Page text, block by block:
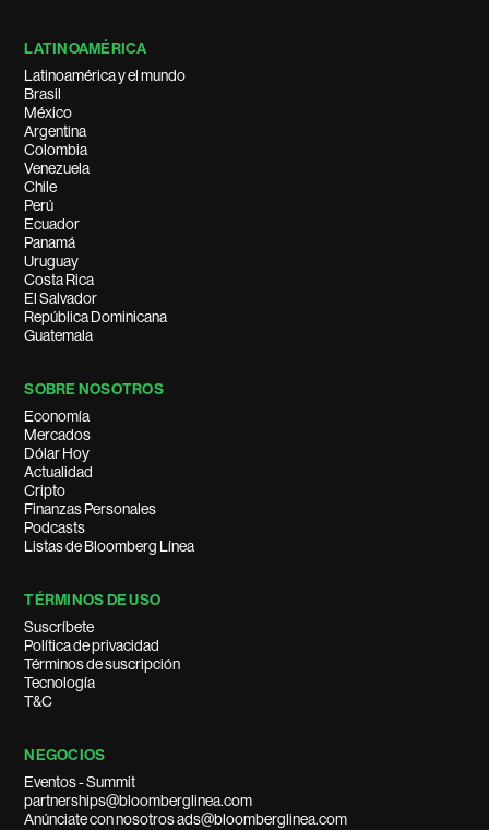
LATINOAMÉRICA
Latinoamérica y el mundo
Brasil
México
Argentina
Colombia
Venezuela
Chile
Perú
Ecuador
Panamá
Uruguay
Costa Rica
El Salvador
República Dominicana
Guatemala
SOBRE NOSOTROS
Economía
Mercados
Dólar Hoy
Actualidad
Cripto
Finanzas Personales
Podcasts
Listas de Bloomberg Línea
TÉRMINOS DE USO
Suscríbete
Política de privacidad
Términos de suscripción
Tecnología
T&C
NEGOCIOS
Eventos - Summit
partnerships@bloomberglinea.com
Anúnciate con nosotros ads@bloomberglinea.com